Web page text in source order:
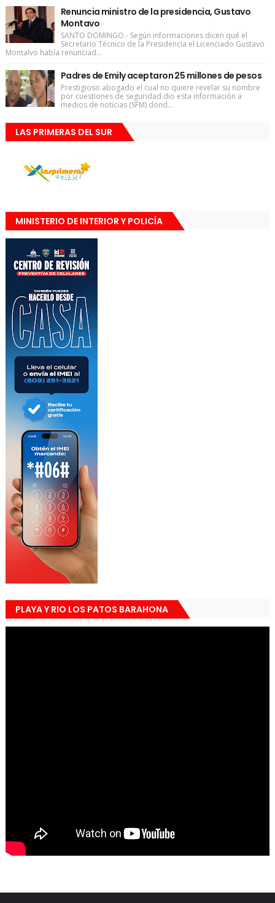
Renuncia ministro de la presidencia, Gustavo
Montavo
SANTO DOMINGO.- Según informaciones dicen qué el
Secretario Técnico de la Presidencia el Licenciado Gustavo
Montalvo había renunciad...
Padres de Emily aceptaron 25 millones de pesos
Prestigioso abogado el cual no quiere revelar su nombre
por cuestiones de seguridad dio esta información a
medios de noticias (SFM) dond...
LAS PRIMERAS DEL SUR
MINISTERIO DE INTERIOR Y POLICÍA
PLAYA Y RIO LOS PATOS BARAHONA